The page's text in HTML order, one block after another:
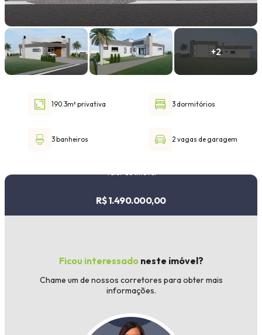
Faixa de valor
30.000,00até1.000.000,00 ou +
190.3m² privativa 3 dormitórios
3 banheiros 2 vagas de garagem
R$ 1.490.000,00
Ficou interessado neste imóvel?
Chame um de nossos corretores para obter mais
informações.